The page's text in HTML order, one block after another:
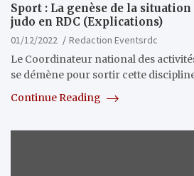
Sport : La genèse de la
judo en RDC (Explications)
01/12/2022
Redaction Eventsrdc
Le Coordinateur national des
se démène pour sortir cette
Continue Reading